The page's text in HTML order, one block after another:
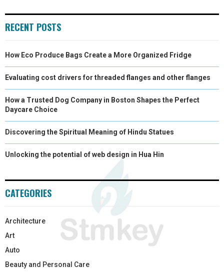
RECENT POSTS
How Eco Produce Bags Create a More Organized Fridge
Evaluating cost drivers for threaded flanges and other flanges
How a Trusted Dog Company in Boston Shapes the Perfect
Daycare Choice
Discovering the Spiritual Meaning of Hindu Statues
Unlocking the potential of web design in Hua Hin
CATEGORIES
Architecture
Art
Auto
Beauty and Personal Care